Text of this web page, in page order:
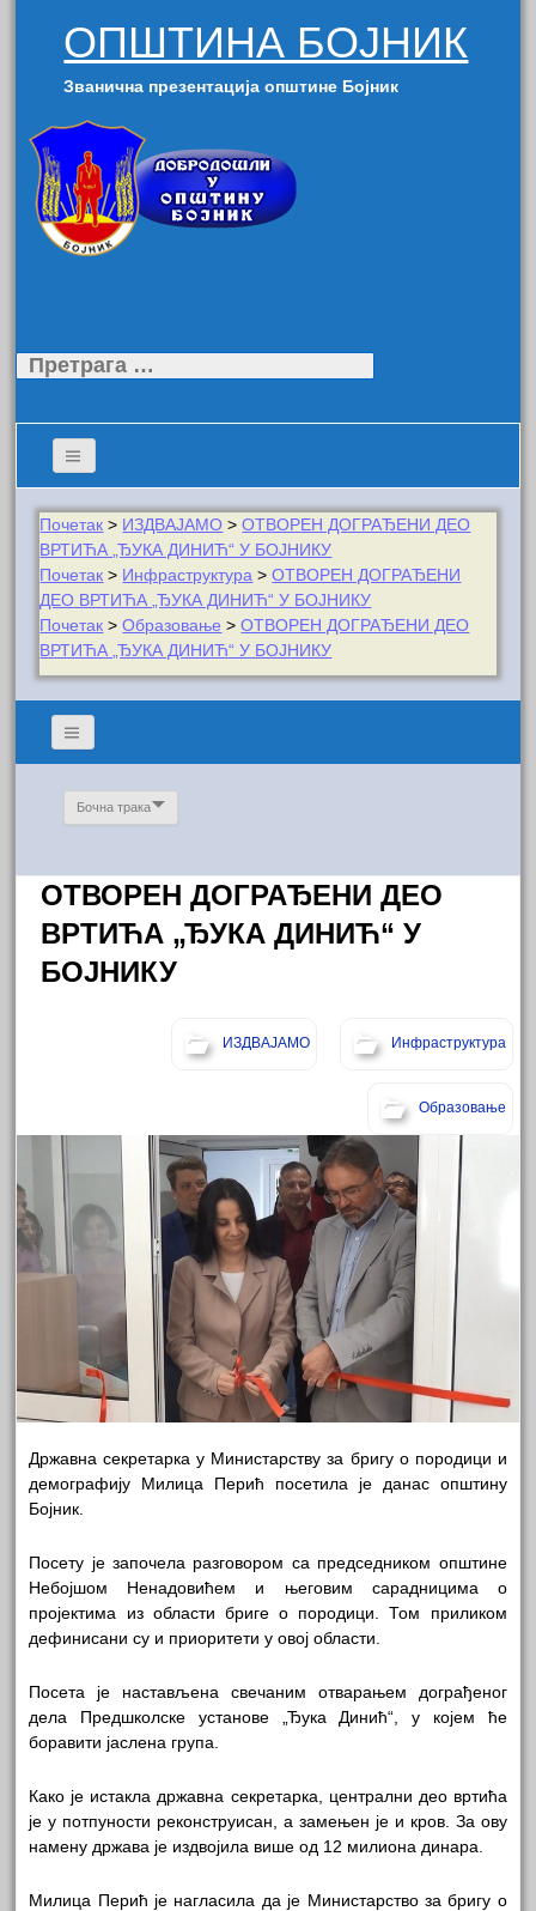
ОПШТИНА БОЈНИК
Званична презентација општине Бојник
Претрага
Почетак > ИЗДВАЈАМО >ОТВОРЕН ДОГРАЂЕНИ ДЕО
ВРТИЋА „ЂУКА ДИНИЋ“ У БОЈНИКУ
Почетак > Инфраструктура >ОТВОРЕН ДОГРАЂЕНИ
ДЕО ВРТИЋА „ЂУКА ДИНИЋ“ У БОЈНИКУ
Почетак >Образовање >ОТВОРЕН ДОГРАЂЕНИ ДЕО
ВРТИЋА „ЂУКА ДИНИЋ“ У БОЈНИКУ
Бочна трака
ОТВОРЕН ДОГРАЂЕНИ ДЕО
ВРТИЋА „ЂУКА ДИНИЋ“ У
БОЈНИКУ
ИЗДВАЈАМО Инфраструктура
Образовање
Државна секретарка у Министарству за бригу о породици и
демографију Милица Перић посетила је данас општину
Бојник.
Посету је започела разговором са председником општине
Небојшом Ненадовићем и његовим сарадницима о
пројектима из области бриге о породици. Том приликом
дефинисани су и приоритети у овој области.
Посета је настављена свечаним отварањем дограђеног
дела Предшколске установе „Ђука Динић“, у којем ће
боравити јаслена група.
Како је истакла државна секретарка, централни део вртића
је у потпуности реконструисан, а замењен је и кров. За ову
намену држава је издвојила више од 12 милиона динара.
Милица Перић је нагласила да је Министарство за бригу о